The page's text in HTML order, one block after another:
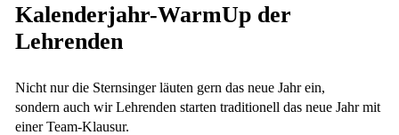
Kalenderjahr-WarmUp der
Lehrenden
Nicht nur die Sternsinger läuten gern das neue Jahr ein,
sondern auch wir Lehrenden starten traditionell das neue Jahr mit
einer Team-Klausur.